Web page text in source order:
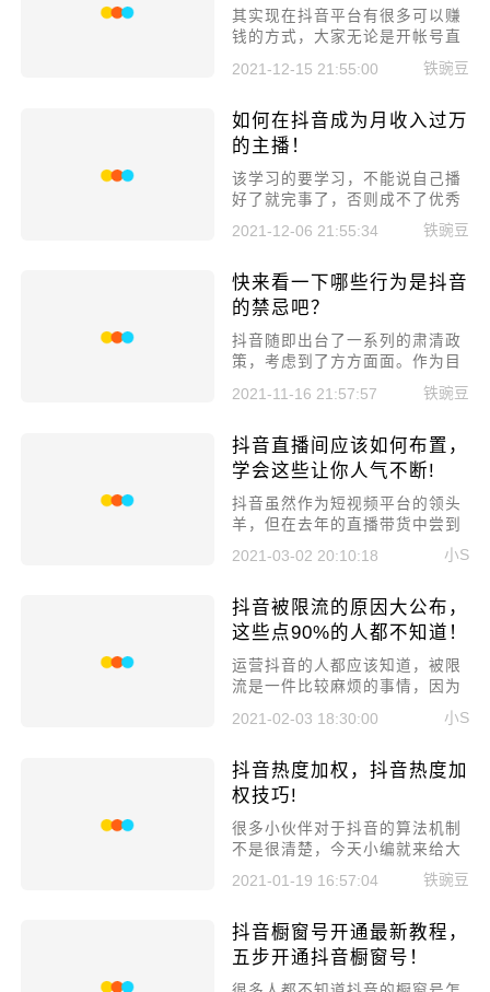
其实现在抖音平台有很多可以赚
钱的方式，大家无论是开帐号直
播或者拥有流量和粉丝之后进行
推广带货，如果大家没有流量和
金结算需要多久?
2021-12-15 21:55:00 铁豌豆
如何在抖音成为月收入过万
的主播！
该学习的要学习，不能说自己播
好了就完事了，否则成不了优秀
的主播。就好比爬山，爬到一半
眼看要到山顶，而你选择放弃，
果你说自己怎么努力也爬不到山
顶，那只能说你是时机未到，更
信心。
2021-12-06 21:55:34 铁豌豆
快来看一下哪些行为是抖音
的禁忌吧？
​抖音随即出台了一系列的肃清政
策，考虑到了方方面面。作为目
前国民度较高的一个短视频
app，有许许多多各型各色的播
的。话不多说，快来看一下哪些
行为是抖音的禁忌吧？
2021-11-16 21:57:57 铁豌豆
抖音直播间应该如何布置，
学会这些让你人气不断!
​抖音虽然作为短视频平台的领头
羊，但在去年的直播带货中尝到
了甜头，不少人涌入到了抖音直
播。但不少人都是新人，对于直
来讲一讲抖音直播间应该如何布
置，学会这些让你人气不断!
2021-03-02 20:10:18 小S
抖音被限流的原因大公布，
这些点90%的人都不知道！
​运营抖音的人都应该知道，被限
流是一件比较麻烦的事情，因为
你不知道被限流是什么原因，也
就不知道该怎么去解决了。所以
大公布，这些点90%的人都不知
道!
2021-02-03 18:30:00 小S
抖音热度加权，抖音热度加
权技巧!
很多小伙伴对于抖音的算法机制
不是很清楚，今天小编就来给大
家讲讲一个视频如何持续爆红，
抖音热度加权，抖音热度加权技
2021-01-19 16:57:04 铁豌豆
抖音橱窗号开通最新教程，
五步开通抖音橱窗号！